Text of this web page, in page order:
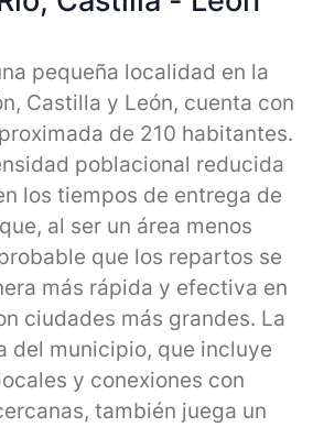
pequeña localidad en la
Castilla y León, cuenta con
de 210 habitantes.
poblacional reducida
los tiempos de entrega de
al ser un área menos
que los repartos se
más rápida y efectiva en
ciudades más grandes. La
del municipio, que incluye
y conexiones con
también juega un